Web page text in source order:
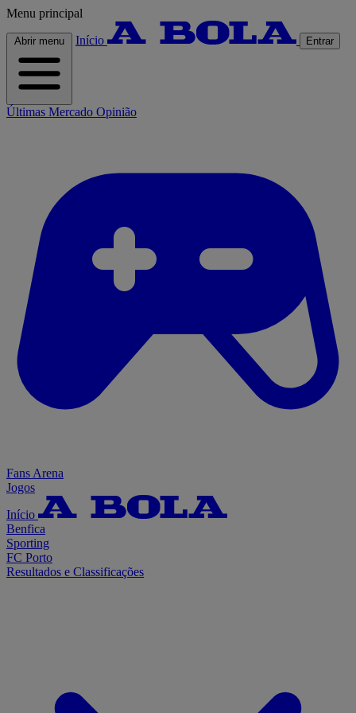
Menu principal
Abrir menu Início Entrar
Últimas Mercado Opinião
Fans Arena
Jogos
Início
Benfica
Sporting
FC Porto
Resultados e Classificações